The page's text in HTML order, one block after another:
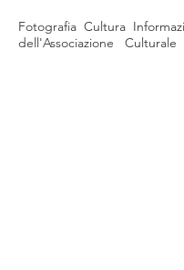
Fotografia Cultura
dell'Associazione Culturale